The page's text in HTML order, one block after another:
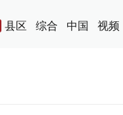
县区 综合 中国 视频